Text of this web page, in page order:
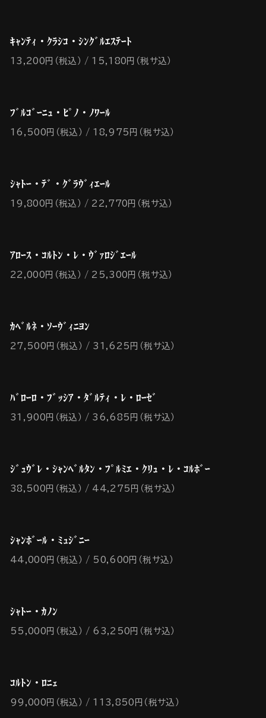
ｷｬﾝﾃｨ・ｸﾗｼｺ・ｼﾝｸﾞﾙｴｽﾃｰﾄ
13,200円（税込） 15,180円（税サ込）
ﾌﾞﾙｺﾞｰﾆｭ・ﾋﾟﾉ・ﾉﾜｰﾙ
16,500円（税込） 18,975円（税サ込）
ｼｬﾄｰ・ﾃﾞ・ｸﾞﾗｳﾞｨｴｰﾙ
19,800円（税込） 22,770円（税サ込）
ｱﾛｰｽ・ｺﾙﾄﾝ・ﾚ・ｳﾞｧﾛｼﾞｴｰﾙ
22,000円（税込） 25,300円（税サ込）
ｶﾍﾞﾙﾈ・ｿｰｳﾞｨﾆﾖﾝ
27,500円（税込） 31,625円（税サ込）
ﾊﾞﾛｰﾛ・ﾌﾞｯｼｱ・ﾀﾞﾙﾃｨ・ﾚ・ﾛｰｾﾞ
31,900円（税込） 36,685円（税サ込）
ｼﾞｭｳﾞﾚ・ｼｬﾝﾍﾞﾙﾀﾝ・ﾌﾟﾙﾐｴ・ｸﾘｭ・ﾚ・ｺﾙﾎﾞｰ
38,500円（税込） 44,275円（税サ込）
ｼｬﾝﾎﾞｰﾙ・ﾐｭｼﾞﾆｰ
44,000円（税込） 50,600円（税サ込）
ｼｬﾄｰ・ｶﾉﾝ
55,000円（税込） 63,250円（税サ込）
ｺﾙﾄﾝ・ﾛﾆｪ
99,000円（税込） 113,850円（税サ込）